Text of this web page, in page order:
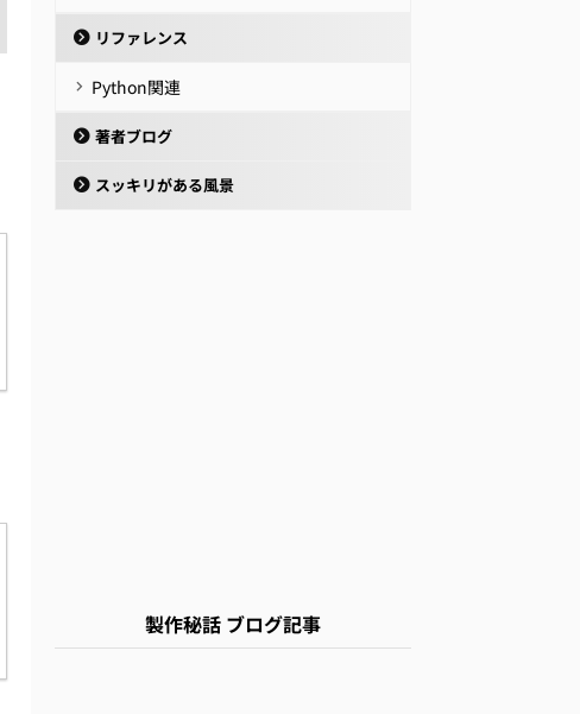
リファレンス
Python関連
著者ブログ
スッキリがある風景
製作秘話 ブログ記事